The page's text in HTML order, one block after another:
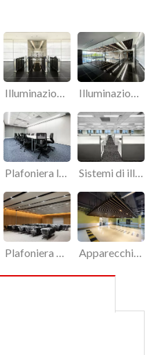
Illuminazione a LED indiretta a incasso personalizzata per il soffitto dell'atrio dell'ascensore. Illuminazione lineare a LED su misura, realizzata con profili in alluminio estruso, per edifici commerciali di prestigio.
Plafoniera lineare a LED su misura in alluminio estruso per sale riunioni. Sistemi di illuminazione a risparmio energetico conSplendor LightingIlluminazione a soffitto per ufficio.
Plafoniera a LED ad alte prestazioni con sistema di controllo dell'illuminazione LUTRON. Apparecchi di illuminazione lineare a LED sospesi, realizzati su misura per parcheggi.